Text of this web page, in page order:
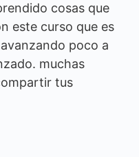
cosas que
este curso que es
poco a
muchas
tus